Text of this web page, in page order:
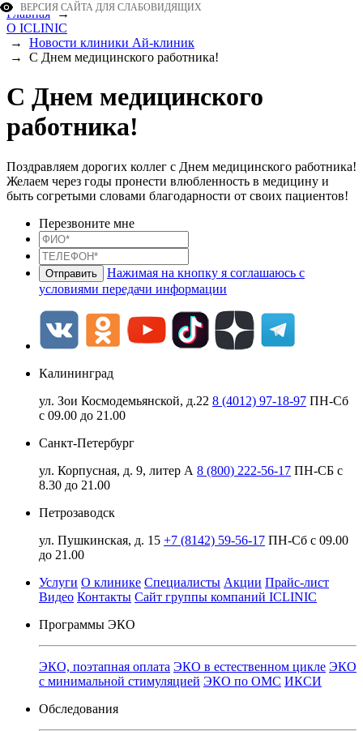
ВЕРСИЯ САЙТА ДЛЯ СЛАБОВИДЯЩИХ
Главная→
О ICLINIC
→ Новости клиники Ай-клиник
→ С Днем медицинского работника!
С Днем медицинского
работника!
Поздравляем дорогих коллег с Днем медицинского работника!
Желаем через годы пронести влюбленность в медицину и
быть согретыми словами благодарности от своих пациентов!
Перезвоните мне
Нажимая на кнопку я соглашаюсь с
условиями передачи информации
Калининград
ул. Зои Космодемьянской, д.22 8 (4012) 97-18-97 ПН-Сб
с 09.00 до 21.00
Санкт-Петербург
ул. Корпусная, д. 9, литер А 8 (800) 222-56-17 ПН-СБ с
8.30 до 21.00
Петрозаводск
ул. Пушкинская, д. 15 +7 (8142) 59-56-17 ПН-Сб с 09.00
до 21.00
Услуги О клинике Специалисты Акции Прайс-лист
Видео Контакты Сайт группы компаний ICLINIC
Программы ЭКО
ЭКО, поэтапная оплата ЭКО в естественном цикле ЭКО
с минимальной стимуляцией ЭКО по ОМС ИКСИ
Обследования